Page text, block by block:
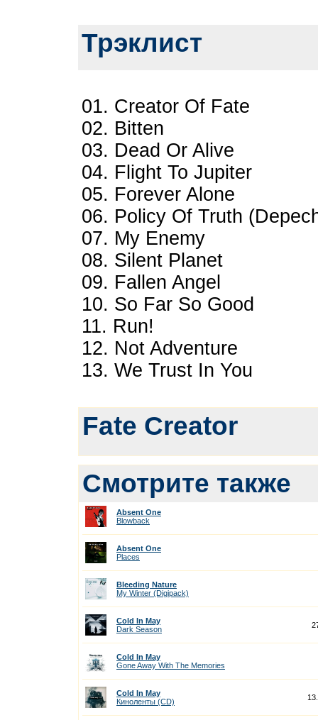
Трэклист
01. Creator Of Fate
02. Bitten
03. Dead Or Alive
04. Flight To Jupiter
05. Forever Alone
06. Policy Of Truth
07. My Enemy
08. Silent Planet
09. Fallen Angel
10. So Far So Good
11. Run!
12. Not Adventure
13. We Trust In You
Fate Creator
Смотрите также
Absent One
Blowback
Absent One
Places
Bleeding Nature
My Winter (Digipack)
Cold In May
Dark Season
Cold In May
Gone Away With The Memories
Cold In May
Киноленты (CD)